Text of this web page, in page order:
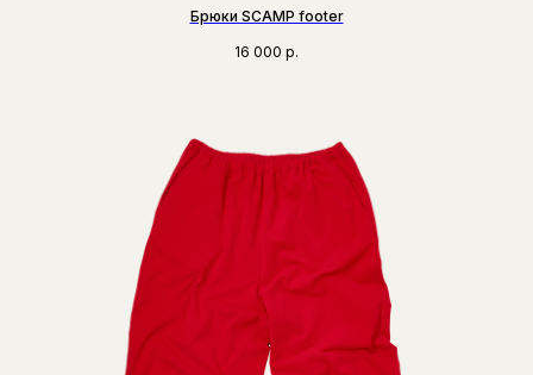
Брюки SCAMP footer
16 000 р.